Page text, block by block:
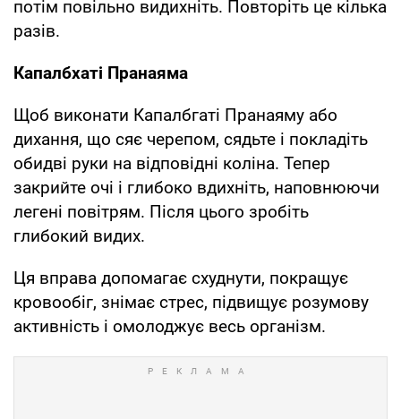
потім повільно видихніть. Повторіть це кілька
разів.
Капалбхаті Пранаяма
Щоб виконати Капалбгаті Пранаяму або
дихання, що сяє черепом, сядьте і покладіть
обидві руки на відповідні коліна. Тепер
закрийте очі і глибоко вдихніть, наповнюючи
легені повітрям. Після цього зробіть
глибокий видих.
Ця вправа допомагає схуднути, покращує
кровообіг, знімає стрес, підвищує розумову
активність і омолоджує весь організм.